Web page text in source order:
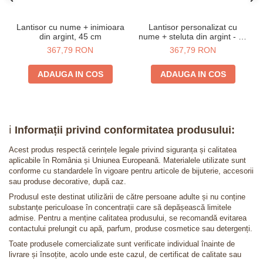
Lantisor cu nume + inimioara
din argint, 45 cm
367,79 RON
ADAUGA IN COS
Lantisor personalizat cu
nume + steluta din argint - 45
cm
367,79 RON
ADAUGA IN COS
ℹ️ Informații privind conformitatea produsului:
Acest produs respectă cerințele legale privind siguranța și calitatea
aplicabile în România și Uniunea Europeană. Materialele utilizate sunt
conforme cu standardele în vigoare pentru articole de bijuterie, accesorii
sau produse decorative, după caz.
Produsul este destinat utilizării de către persoane adulte și nu conține
substanțe periculoase în concentrații care să depășească limitele
admise. Pentru a menține calitatea produsului, se recomandă evitarea
contactului prelungit cu apă, parfum, produse cosmetice sau detergenți.
Toate produsele comercializate sunt verificate individual înainte de
livrare și însoțite, acolo unde este cazul, de certificat de calitate sau